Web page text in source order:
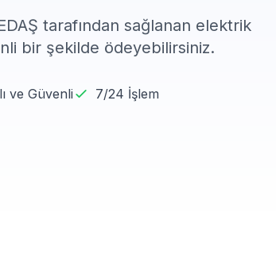
tarafından sağlanan elektrik
bir şekilde ödeyebilirsiniz.
ve Güvenli 7/24 İşlem